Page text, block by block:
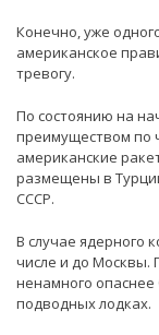
Конечно, уже
американское
тревогу.
По состоянию на
преимуществом по
американские
размещены в
СССР.
В случае ядерного
числе и до
ненамного
подводных лодках.